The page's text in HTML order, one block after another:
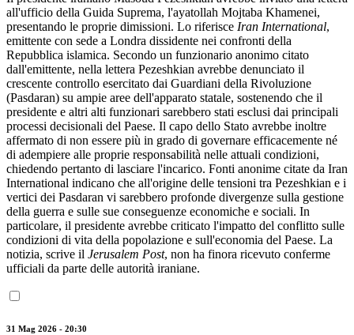
all'ufficio della Guida Suprema, l'ayatollah Mojtaba Khamenei,
presentando le proprie dimissioni. Lo riferisce Iran International,
emittente con sede a Londra dissidente nei confronti della
Repubblica islamica. Secondo un funzionario anonimo citato
dall'emittente, nella lettera Pezeshkian avrebbe denunciato il
crescente controllo esercitato dai Guardiani della Rivoluzione
(Pasdaran) su ampie aree dell'apparato statale, sostenendo che il
presidente e altri alti funzionari sarebbero stati esclusi dai principali
processi decisionali del Paese. Il capo dello Stato avrebbe inoltre
affermato di non essere più in grado di governare efficacemente né
di adempiere alle proprie responsabilità nelle attuali condizioni,
chiedendo pertanto di lasciare l'incarico. Fonti anonime citate da Iran
International indicano che all'origine delle tensioni tra Pezeshkian e i
vertici dei Pasdaran vi sarebbero profonde divergenze sulla gestione
della guerra e sulle sue conseguenze economiche e sociali. In
particolare, il presidente avrebbe criticato l'impatto del conflitto sulle
condizioni di vita della popolazione e sull'economia del Paese. La
notizia, scrive il Jerusalem Post, non ha finora ricevuto conferme
ufficiali da parte delle autorità iraniane.
31 Mag 2026 - 20:30